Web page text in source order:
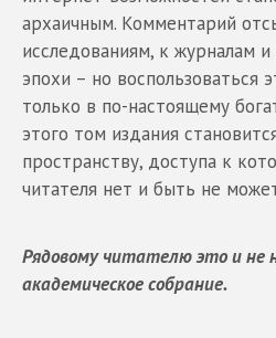
архаичным. Комментарий
исследованиям, к журналам
эпохи – но воспользоваться
только в по-настоящему
этого том издания
пространству, доступа к
читателя нет и быть не
Рядовому читателю это и не
академическое собрание.